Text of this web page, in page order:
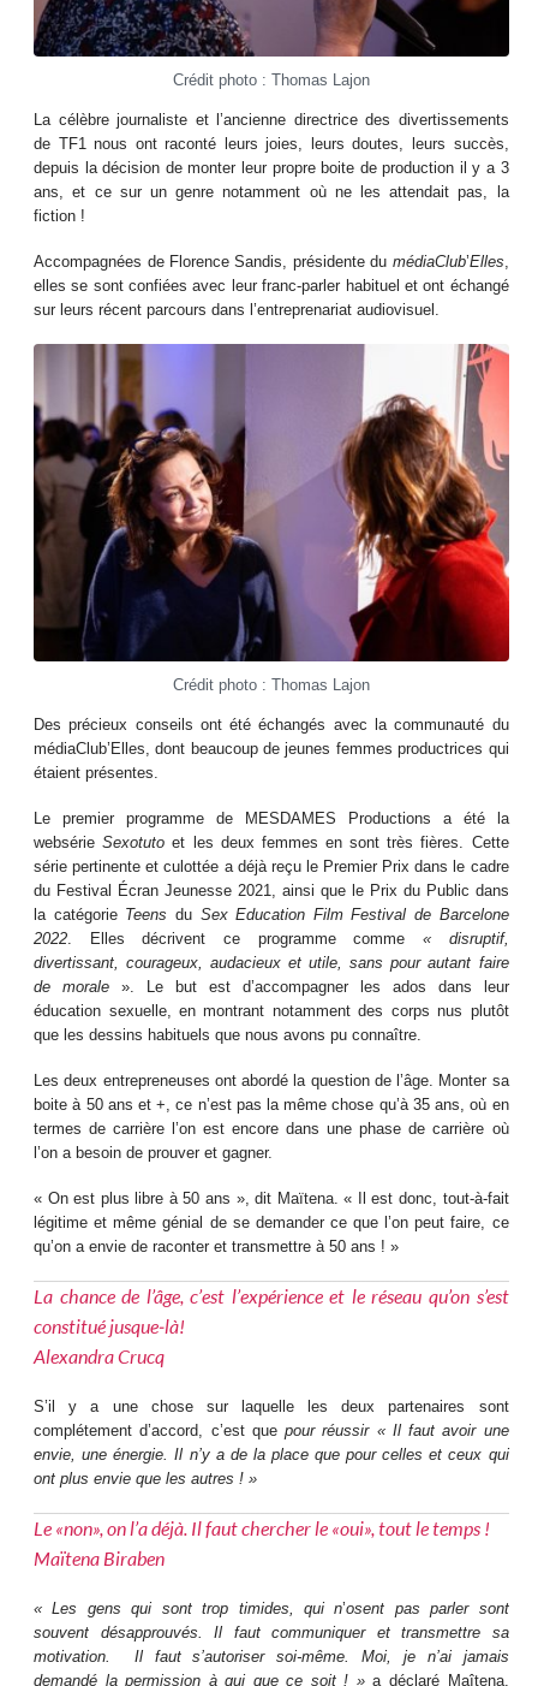
Crédit photo : Thomas Lajon
La célèbre journaliste et l’ancienne directrice des divertissements
de TF1 nous ont raconté leurs joies, leurs doutes, leurs succès,
depuis la décision de monter leur propre boite de production il y a 3
ans, et ce sur un genre notamment où ne les attendait pas, la
fiction !
Accompagnées de Florence Sandis, présidente du médiaClub’Elles,
elles se sont confiées avec leur franc-parler habituel et ont échangé
sur leurs récent parcours dans l’entreprenariat audiovisuel.
Crédit photo : Thomas Lajon
Des précieux conseils ont été échangés avec la communauté du
médiaClub’Elles, dont beaucoup de jeunes femmes productrices qui
étaient présentes.
Le premier programme de MESDAMES Productions a été la
websérieSexotuto et les deux femmes en sont très fières. Cette
série pertinente et culottée a déjà reçu le Premier Prix dans le cadre
du Festival Écran Jeunesse 2021, ainsi que le Prix du Public dans
la catégorie Teens du Sex Education Film Festival de Barcelone
2022 . Elles décrivent ce programme comme « disruptif,
divertissant, courageux, audacieux et utile, sans pour autant faire
de morale ». Le but est d’accompagner les ados dans leur
éducation sexuelle, en montrant notamment des corps nus plutôt
que les dessins habituels que nous avons pu connaître.
Les deux entrepreneuses ont abordé la question de l’âge. Monter sa
boite à 50 ans et +, ce n’est pas la même chose qu’à 35 ans, où en
termes de carrière l’on est encore dans une phase de carrière où
l’on a besoin de prouver et gagner.
« On est plus libre à 50 ans », dit Maïtena. « Il est donc, tout-à-fait
légitime et même génial de se demander ce que l’on peut faire, ce
qu’on a envie de raconter et transmettre à 50 ans ! »
La chance de l’âge, c’est l’expérience et le réseau qu’on s’est
constitué jusque-là !
Alexandra Crucq
S’il y a une chose sur laquelle les deux partenaires sont
complétement d’accord, c’est quepour réussir « Il faut avoir une
envie, une énergie. Il n’y a de la place que pour celles et ceux qui
ont plus envie que les autres ! »
Le « non », on l’a déjà. Il faut chercher le « oui », tout le temps !
Maïtena Biraben
« Les gens qui sont trop timides, qui n’osent pas parler sont
souvent désapprouvés. Il faut communiquer et transmettre sa
motivation. Il faut s’autoriser soi-même. Moi, je n’ai jamais
demandé la permission à qui que ce soit ! »a déclaré Maîtena,